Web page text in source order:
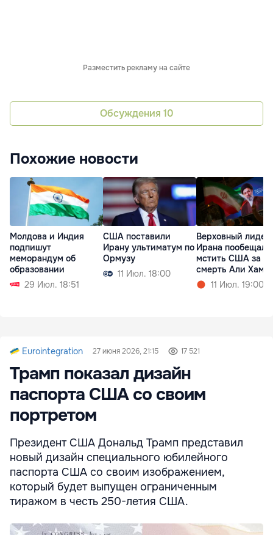
Разместить рекламу на сайте
Обсуждения 10
Похожие новости
Молдова и Индия
подпишут
меморандум об
образовании
29 Июл. 18:51
США поставили
Ирану ультиматум по
Ормузу
11 Июл. 18:00
Верховный лидер
Ирана пообещал
мстить США за
смерть Али
11 Июл. 19:00
Eurointegration 27 июня 2026, 21:15 17 521
Трамп показал дизайн
паспорта США со своим
портретом
Президент США Дональд Трамп представил
новый дизайн специального юбилейного
паспорта США со своим изображением,
который будет выпущен ограниченным
тиражом в честь 250-летия США.